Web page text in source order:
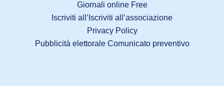
Giornali online Free
Iscriviti all’Iscriviti all’associazione
Privacy Policy
Pubblicità elettorale Comunicato preventivo